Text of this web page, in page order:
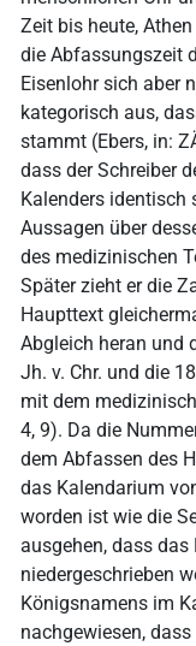
Zeit bis heute,
die Abfassungszeit
Eisenlohr sich aber
kategorisch aus,
stammt (Ebers, in:
dass der Schreiber
Kalenders
Aussagen über
des medizinischen
Später zieht er die
Haupttext
Abgleich heran und
Jh. v. Chr. und die
mit dem
4, 9). Da die
dem Abfassen des
das Kalendarium
worden ist wie die
ausgehen, dass
niedergeschrieben
Königsnamens im
nachgewiesen,